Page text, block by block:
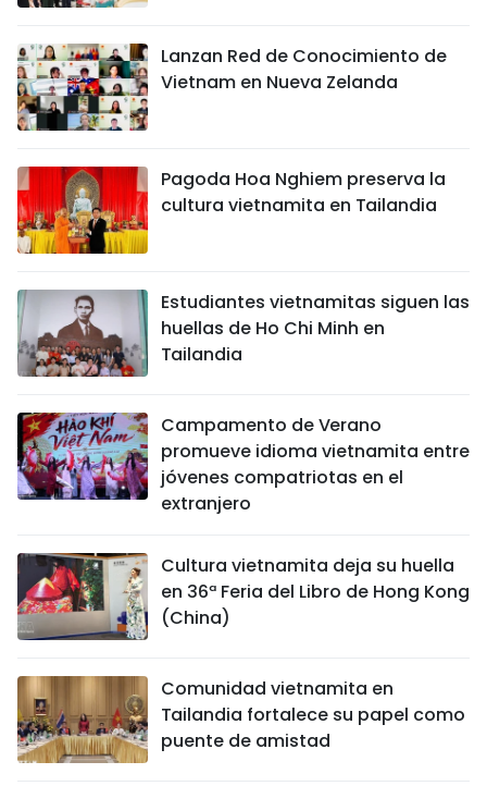
Lanzan Red de Conocimiento de
Vietnam en Nueva Zelanda
Pagoda Hoa Nghiem preserva la
cultura vietnamita en Tailandia
Estudiantes vietnamitas siguen las
huellas de Ho Chi Minh en
Tailandia
Campamento de Verano
promueve idioma vietnamita entre
jóvenes compatriotas en el
extranjero
Cultura vietnamita deja su huella
en 36ª Feria del Libro de Hong Kong
(China)
Comunidad vietnamita en
Tailandia fortalece su papel como
puente de amistad